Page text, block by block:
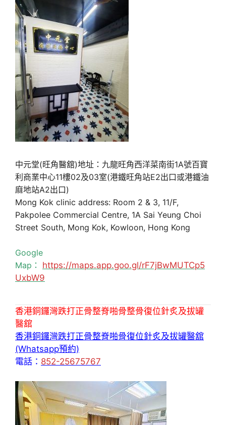
中元堂(旺角醫舘)地址：九龍旺角西洋菜南街1A號百寶
利商業中心11樓02及03室(港鐵旺角站E2出口或港鐵油
麻地站A2出口)
Mong Kok clinic address: Room 2 & 3, 11/F,
Pakpolee Commercial Centre, 1A Sai Yeung Choi
Street South, Mong Kok, Kowloon, Hong Kong
Google
Map： https://maps.app.goo.gl/rF7jBwMUTCp5
UxbW9
香港銅鑼灣跌打正骨整脊啪骨整骨復位針炙及拔罐
醫舘
香港銅鑼灣跌打正骨整脊啪骨復位針炙及拔罐醫舘
(Whatsapp預約)
電話： 852-25675767